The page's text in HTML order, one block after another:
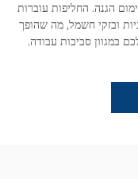
הגנה. החליפות עוברות
ובזקי חשמל, מה שהופך
במגוון סביבות עבודה.